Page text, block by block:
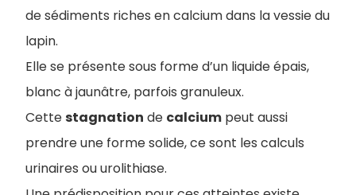
de sédiments riches en calcium dans la vessie du
lapin.
Elle se présente sous forme d’un liquide épais,
blanc à jaunâtre, parfois granuleux.
Cettestagnation de calcium peut aussi
prendre une forme solide, ce sont les calculs
urinaires ou urolithiase.